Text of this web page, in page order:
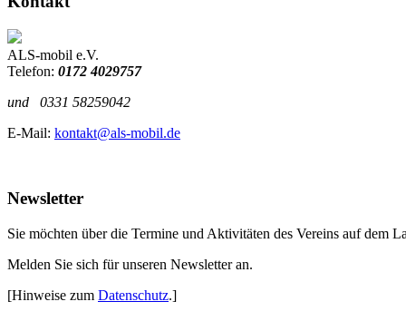
ALS-mobil e.V.
Telefon: 0172 4029757
und 0331 58259042
E-Mail: kontakt@als-mobil.de
Newsletter
Sie möchten über die Termine und Aktivitäten des Vereins auf dem
Melden Sie sich für unseren Newsletter an.
[Hinweise zum Datenschutz.]